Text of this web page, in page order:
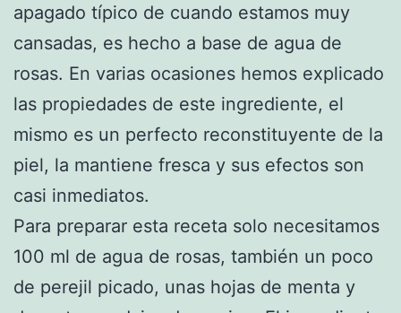
apagado típico de cuando estamos muy
cansadas, es hecho a base de agua de
rosas. En varias ocasiones hemos explicado
las propiedades de este ingrediente, el
mismo es un perfecto reconstituyente de la
piel, la mantiene fresca y sus efectos son
casi inmediatos.
Para preparar esta receta solo necesitamos
100 ml de agua de rosas, también un poco
de perejil picado, unas hojas de menta y